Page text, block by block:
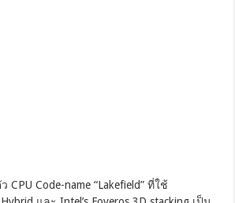
CPU Code-name “Lakefield” ที่ใช้